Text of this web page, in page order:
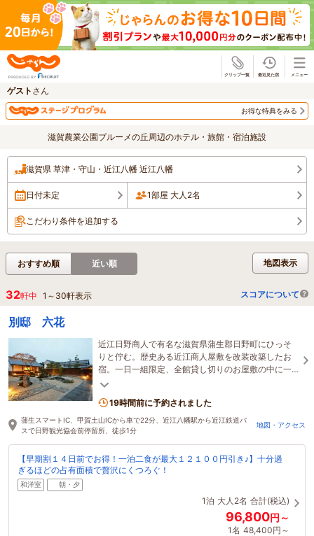
ゲスト さん
お得な特典をみる
滋賀農業公園ブルーメの丘周辺のホテル・旅館・宿泊施設
滋賀県 草津・守山・近江八幡 近江八幡
日付未定 1部屋 大人2名
こだわり条件を追加する
地図表示
おすすめ順 近い順
32軒中 1 ～ 30軒表示 スコアについて
別邸 六花
近江日野商人で有名な滋賀県蒲生郡日野町にひっそ
りと佇む。歴史ある近江商人屋敷を改装改築したお
宿。一日一組限定、全館貸し切りのお屋敷の中に一
歩足を踏み入れると、当時の空間にタイムスリップ
19時間前に予約されました
蒲生スマートIC、甲賀土山ICから車で22分、近江八幡駅から近江鉄道バ
スで日野観光協会前停留所、徒歩1分
地図・アクセス
【早期割１４日前でお得！一泊二食が最大１２１００円引き♪】十分過
ぎるほどの占有面積で贅沢にくつろぐ！
和洋室 朝・夕
1泊 大人2名 合計(税込)
96,800円～
1名 48,400円～